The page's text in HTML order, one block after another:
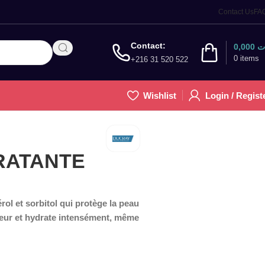
Contact Us
Contact:
+216 31 520 522 0 items
Wishlist Login /
et sorbitol qui protège la peau
et hydrate intensément, même